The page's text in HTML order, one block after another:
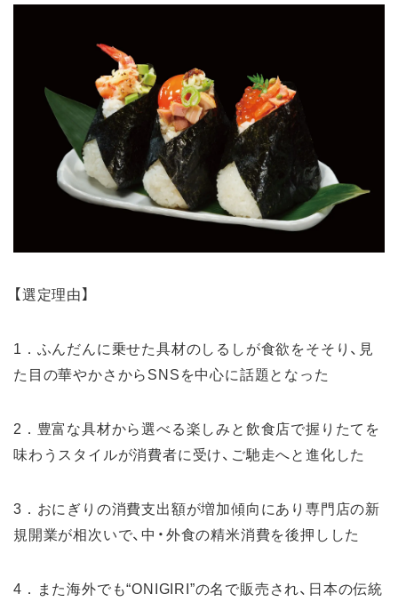
【選定理由】
1．ふんだんに乗せた具材のしるしが食欲をそそり、見
た目の華やかさからSNSを中心に話題となった
2．豊富な具材から選べる楽しみと飲食店で握りたてを
味わうスタイルが消費者に受け、ご馳走へと進化した
3．おにぎりの消費支出額が増加傾向にあり専門店の新
規開業が相次いで、中・外食の精米消費を後押しした
4．また海外でも“ONIGIRI”の名で販売され、日本の伝統